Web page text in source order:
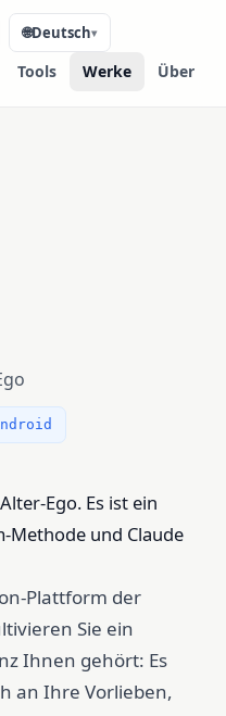
Tools Werke Über
🌐Deutsch▾
Ego. Es ist ein
Methode und Claude
Plattform der
Sie ein
Ihnen gehört: Es
an Ihre Vorlieben,